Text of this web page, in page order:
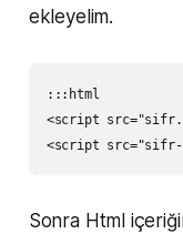
ekleyelim.
:::html
<script
Sonra Html